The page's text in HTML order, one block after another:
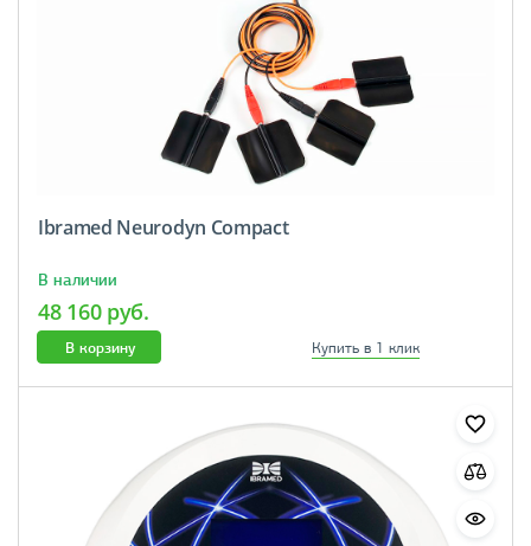
Ibramed Neurodyn Compact
В наличии
48 160 руб.
В корзину Купить в 1 клик